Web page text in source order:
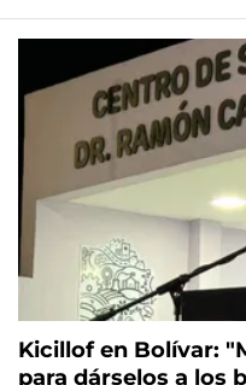
Kicillof en Bolívar:
para dárselos a los